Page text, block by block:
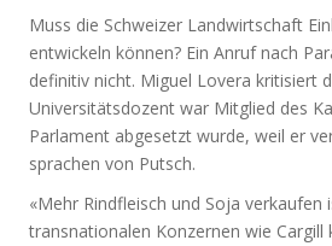
Muss die Schweizer Landwirtschaft
entwickeln können? Ein Anruf nach
definitiv nicht. Miguel Lovera kritisiert
Universitätsdozent war Mitglied des
Parlament abgesetzt wurde, weil er
sprachen von Putsch.
«Mehr Rindfleisch und Soja
transnationalen Konzernen wie